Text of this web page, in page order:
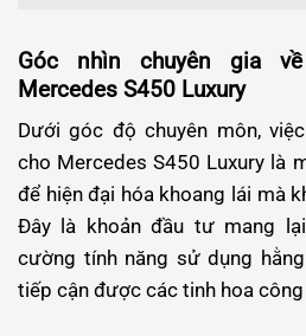
Góc nhìn chuyên gia
Mercedes S450 Luxury
Dưới góc độ chuyên môn,
cho Mercedes S450 Luxury là
để hiện đại hóa khoang lái mà
Đây là khoản đầu tư mang
cường tính năng sử dụng
tiếp cận được các tinh hoa